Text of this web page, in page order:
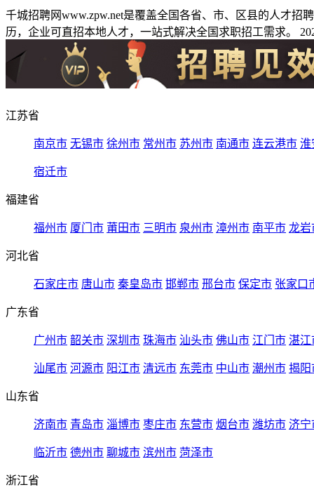
千城招聘网www.zpw.net是覆盖全国各省、市、区县的人才
历，企业可直招本地人才，一站式解决全国求职招工需求。
江苏省
南京市 无锡市 徐州市 常州市 苏州市 南通市 连云港市 淮
宿迁市
福建省
福州市 厦门市 莆田市 三明市 泉州市 漳州市 南平市 龙岩
河北省
石家庄市 唐山市 秦皇岛市 邯郸市 邢台市 保定市 张家口
广东省
广州市 韶关市 深圳市 珠海市 汕头市 佛山市 江门市 湛江
汕尾市 河源市 阳江市 清远市 东莞市 中山市 潮州市 揭阳
山东省
济南市 青岛市 淄博市 枣庄市 东营市 烟台市 潍坊市 济宁
临沂市 德州市 聊城市 滨州市 菏泽市
浙江省